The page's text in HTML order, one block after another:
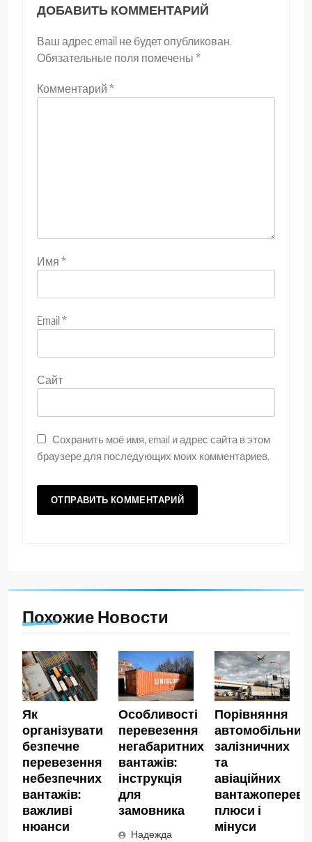
ДОБАВИТЬ КОММЕНТАРИЙ
Ваш адрес email не будет опубликован.
Обязательные поля помечены *
Комментарий *
Имя *
Email*
Сайт
Сохранить моё имя, email и адрес сайта в этом
браузере для последующих моих комментариев.
Похожие Новости
Як
організувати
безпечне
перевезення
небезпечних
вантажів:
важливі
нюанси
Особливості
перевезення
негабаритних
вантажів:
інструкція
для
замовника
Надежда
Порівняння
автомобільних,
залізничних
та
авіаційних
плюси і
мінуси